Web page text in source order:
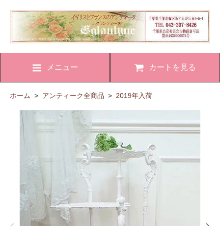
メニュー カートを見る
ホーム > アンティーク全商品 > 2019年入荷